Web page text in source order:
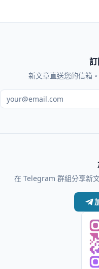
新文章直送您的信箱
電子郵件地址
在 Telegram 群組分享新